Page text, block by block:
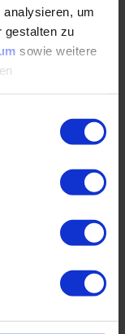
um
gestalten zu
sowie weitere
View